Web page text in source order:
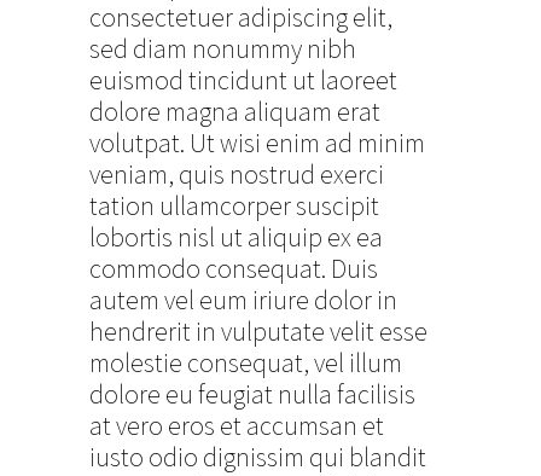
consectetuer adipiscing elit,
sed diam nonummy nibh
euismod tincidunt ut laoreet
dolore magna aliquam erat
volutpat. Ut wisi enim ad minim
veniam, quis nostrud exerci
tation ullamcorper suscipit
lobortis nisl ut aliquip ex ea
commodo consequat. Duis
autem vel eum iriure dolor in
hendrerit in vulputate velit esse
molestie consequat, vel illum
dolore eu feugiat nulla facilisis
at vero eros et accumsan et
iusto odio dignissim qui blandit